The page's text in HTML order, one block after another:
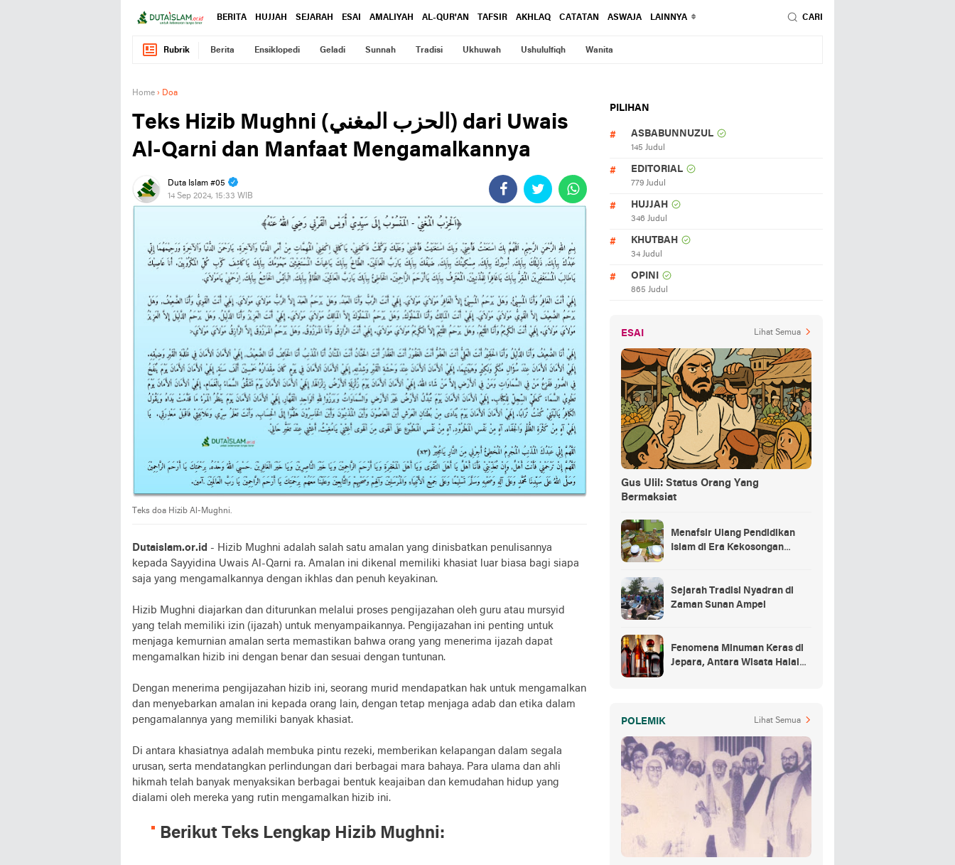
BERITA HUJJAH SEJARAH ESAI AMALIYAH AL-QUR'AN TAFSIR AKHLAQ CATATAN ASWAJA LAINNYA CARI
Rubrik Berita Ensiklopedi Geladi Sunnah Tradisi Ukhuwah Ushululfiqh Wanita
Home › Doa
Teks Hizib Mughni (الحزب المغني) dari Uwais
Al-Qarni dan Manfaat Mengamalkannya
Duta Islam #05
14 Sep 2024, 15:33 WIB
Teks doa Hizib Al-Mughni.
Dutaislam.or.id - Hizib Mughni adalah salah satu amalan yang dinisbatkan penulisannya
kepada Sayyidina Uwais Al-Qarni ra. Amalan ini dikenal memiliki khasiat luar biasa bagi siapa
saja yang mengamalkannya dengan ikhlas dan penuh keyakinan.
Hizib Mughni diajarkan dan diturunkan melalui proses pengijazahan oleh guru atau mursyid
yang telah memiliki izin (ijazah) untuk menyampaikannya. Pengijazahan ini penting untuk
menjaga kemurnian amalan serta memastikan bahwa orang yang menerima ijazah dapat
mengamalkan hizib ini dengan benar dan sesuai dengan tuntunan.
Dengan menerima pengijazahan hizib ini, seorang murid mendapatkan hak untuk mengamalkan
dan menyebarkan amalan ini kepada orang lain, dengan tetap menjaga adab dan etika dalam
pengamalannya yang memiliki banyak khasiat.
Di antara khasiatnya adalah membuka pintu rezeki, memberikan kelapangan dalam segala
urusan, serta mendatangkan perlindungan dari berbagai mara bahaya. Para ulama dan ahli
hikmah telah banyak menyaksikan berbagai bentuk keajaiban dan kemudahan hidup yang
dialami oleh mereka yang rutin mengamalkan hizib ini.
Berikut Teks Lengkap Hizib Mughni:
PILIHAN
ASBABUNNUZUL
145 Judul
EDITORIAL
779 Judul
HUJJAH
346 Judul
KHUTBAH
34 Judul
OPINI
865 Judul
ESAI Lihat Semua
Gus Ulil: Status Orang Yang
Bermaksiat
Menafsir Ulang Pendidikan
Islam di Era Kekosongan
Sejarah Tradisi Nyadran di
Zaman Sunan Ampel
Fenomena Minuman Keras di
Jepara, Antara Wisata Halal
POLEMIK Lihat Semua